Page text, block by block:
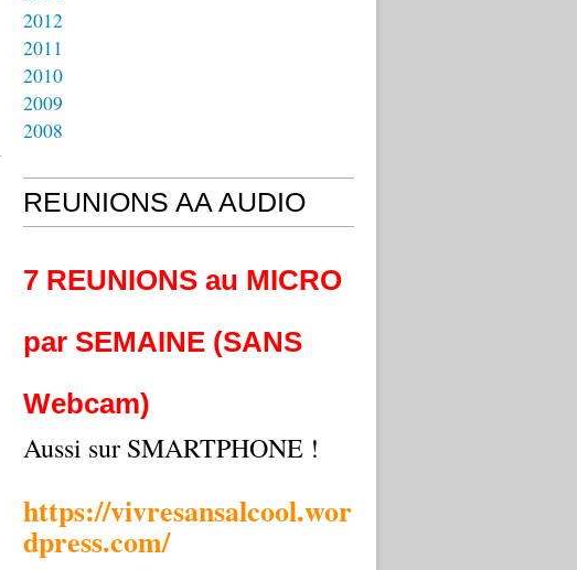
2012
2011
2010
2009
2008
REUNIONS AA AUDIO
7 REUNIONS au MICRO
par SEMAINE (SANS
Webcam)
Aussi sur SMARTPHONE !
https://vivresansalcool.wor
dpress.com/